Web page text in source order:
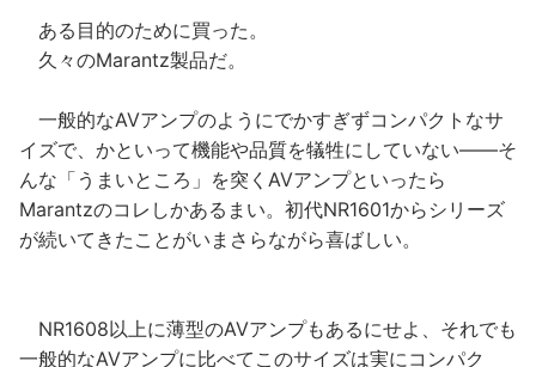
ある目的のために買った。
久々のMarantz製品だ。
一般的なAVアンプのようにでかすぎずコンパクトなサ
イズで、かといって機能や品質を犠牲にしていない――そ
んな「うまいところ」を突くAVアンプといったら
Marantzのコレしかあるまい。初代NR1601からシリーズ
が続いてきたことがいまさらながら喜ばしい。
NR1608以上に薄型のAVアンプもあるにせよ、それでも
一般的なAVアンプに比べてこのサイズは実にコンパク